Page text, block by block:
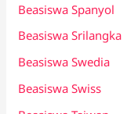
Beasiswa Spanyol
Beasiswa Srilangka
Beasiswa Swedia
Beasiswa Swiss